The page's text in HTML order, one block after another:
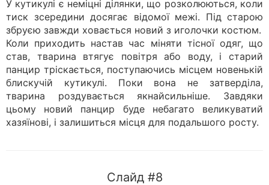
У кутикулі є неміцні ділянки, що розколюються, коли
тиск зсередини досягає відомої межі. Під старою
збруєю завжди ховається новий з иголочки костюм.
Коли приходить настав час міняти тісної одяг, що
став, тварина втягує повітря або воду, і старий
панцир тріскається, поступаючись місцем новенькій
блискучій кутикулі. Поки вона не затверділа,
тварина роздувається якнайсильніше. Завдяки
цьому новий панцир буде небагато великуватий
хазяїнові, і залишиться місця для подальшого росту.
Слайд #8